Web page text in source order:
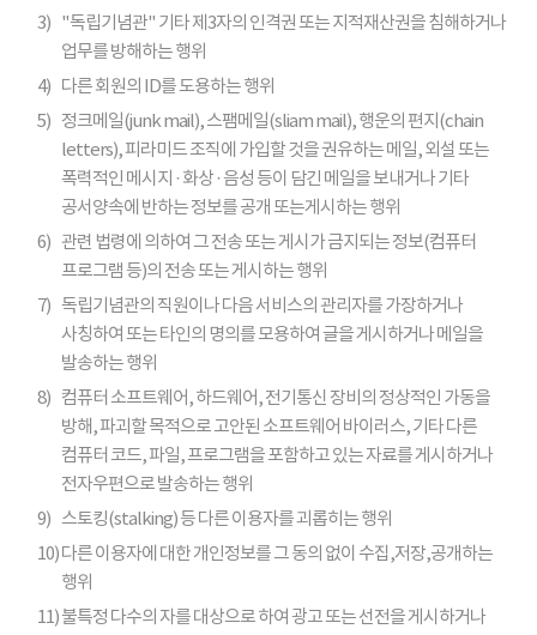
3) "독립기념관" 기타 제3자의 인격권 또는 지적재산권을 침해하거나
업무를 방해하는 행위
4) 다른 회원의 ID를 도용하는 행위
5) 정크메일(junk mail), 스팸메일(sliam mail), 행운의 편지(chain
letters), 피라미드 조직에 가입할 것을 권유하는 메일, 외설 또는
폭력적인 메시지 · 화상 · 음성 등이 담긴 메일을 보내거나 기타
공서양속에 반하는 정보를 공개 또는게시하는 행위
6) 관련 법령에 의하여 그 전송 또는 게시가 금지되는 정보(컴퓨터
프로그램 등)의 전송 또는 게시하는 행위
7) 독립기념관의 직원이나 다음 서비스의 관리자를 가장하거나
사칭하여 또는 타인의 명의를 모용하여 글을 게시하거나 메일을
발송하는 행위
8) 컴퓨터 소프트웨어, 하드웨어, 전기통신 장비의 정상적인 가동을
방해, 파괴할 목적으로 고안된 소프트웨어 바이러스, 기타 다른
컴퓨터 코드, 파일, 프로그램을 포함하고 있는 자료를 게시하거나
전자우편으로 발송하는 행위
9) 스토킹(stalking) 등 다른 이용자를 괴롭히는 행위
10)다른 이용자에 대한 개인정보를 그 동의 없이 수집,저장,공개하는
행위
11)불특정 다수의 자를 대상으로 하여 광고 또는 선전을 게시하거나